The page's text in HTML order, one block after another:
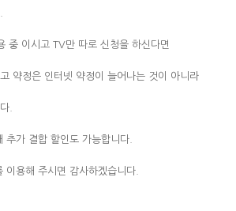
중 이시고 TV만 따로 신청을 하신다면
약정은 인터넷 약정이 늘어나는 것이 아니라
.
추가 결합 할인도 가능합니다.
이용해 주시면 감사하겠습니다.